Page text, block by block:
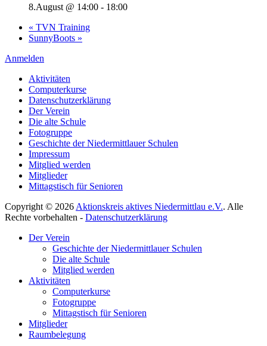
8.August @ 14:00 - 18:00
« TVN Training
SunnyBoots »
Anmelden
Aktivitäten
Computerkurse
Datenschutzerklärung
Der Verein
Die alte Schule
Fotogruppe
Geschichte der Niedermittlauer Schulen
Impressum
Mitglied werden
Mitglieder
Mittagstisch für Senioren
Copyright © 2026 Aktionskreis aktives Niedermittlau e.V.. Alle
Rechte vorbehalten - Datenschutzerklärung
scrollenDer Verein
Geschichte der Niedermittlauer Schulen
Die alte Schule
Mitglied werden
Aktivitäten
Computerkurse
Fotogruppe
Mittagstisch für Senioren
Mitglieder
Raumbelegung